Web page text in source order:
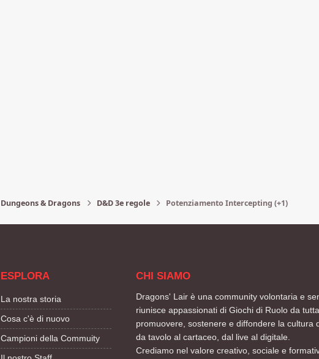
Dungeons & Dragons D&D 3e regole Potenziamento Intercepting (+1)
ESPLORA
La nostra storia
Cosa c'è di nuovo
Campioni della Commuity
CHI SIAMO
Dragons' Lair è una community volontaria e
riunisce appassionati di Giochi di Ruolo da
promuovere, sostenere e diffondere la cultura
da tavolo al cartaceo, dal live al digitale.
Crediamo nel valore creativo, sociale e